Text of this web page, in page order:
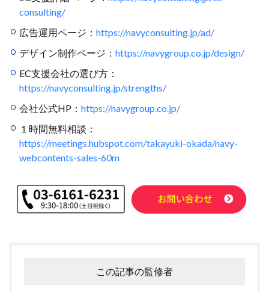
consulting/
広告運用ページ： https://navyconsulting.jp/ad/
デザイン制作ページ： https://navygroup.co.jp/design/
EC支援会社の選び方：
https://navyconsulting.jp/strengths/
会社公式HP： https://navygroup.co.jp/
１時間無料相談：
https://meetings.hubspot.com/takayuki-okada/navy-
webcontents-sales-60m
この記事の監修者